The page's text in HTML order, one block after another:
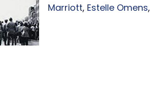
Marriott, Estelle Omens,